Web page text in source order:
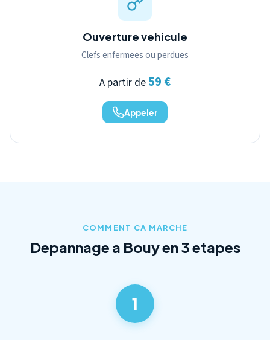
Ouverture vehicule
Clefs enfermees ou perdues
A partir de 59 €
Appeler
COMMENT CA MARCHE
Depannage a Bouy en 3 etapes
1